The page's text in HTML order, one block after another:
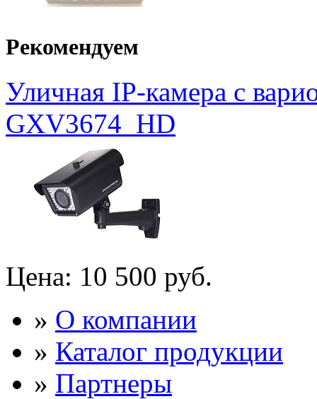
Рекомендуем
Уличная IP-камера с
GXV3674_HD
Цена: 10 500 руб.
» О компании
» Каталог продукции
» Партнеры